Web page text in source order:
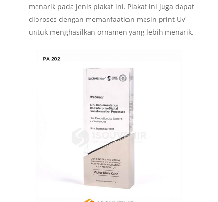
menarik pada jenis plakat ini. Plakat ini juga dapat
diproses dengan memanfaatkan mesin print UV
untuk menghasilkan ornamen yang lebih menarik.